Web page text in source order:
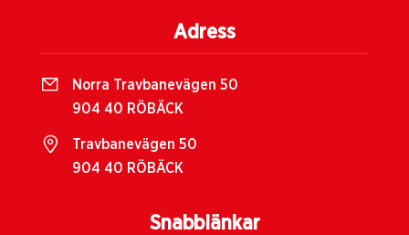
Snabblänkar
Adress
Norra Travbanevägen 50
904 40 RÖBÄCK
Travbanevägen 50
904 40 RÖBÄCK